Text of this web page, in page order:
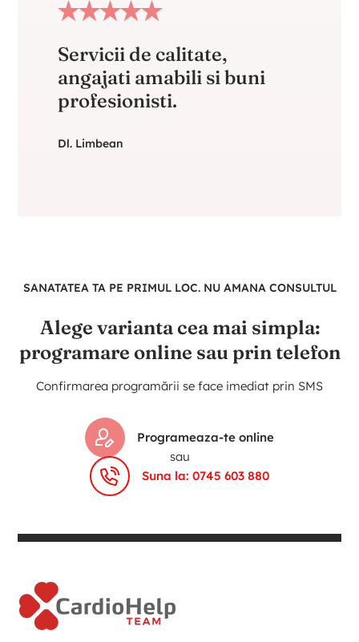
Servicii de calitate,
angajati amabili si buni
profesionisti.
Dl. Limbean
SANATATEA TA PE PRIMUL LOC. NU AMANA CONSULTUL
Alege varianta cea mai simpla:
programare online sau prin telefon
Confirmarea programării se face imediat prin SMS
Programeaza-te online
sau
Suna la: 0745 603 880